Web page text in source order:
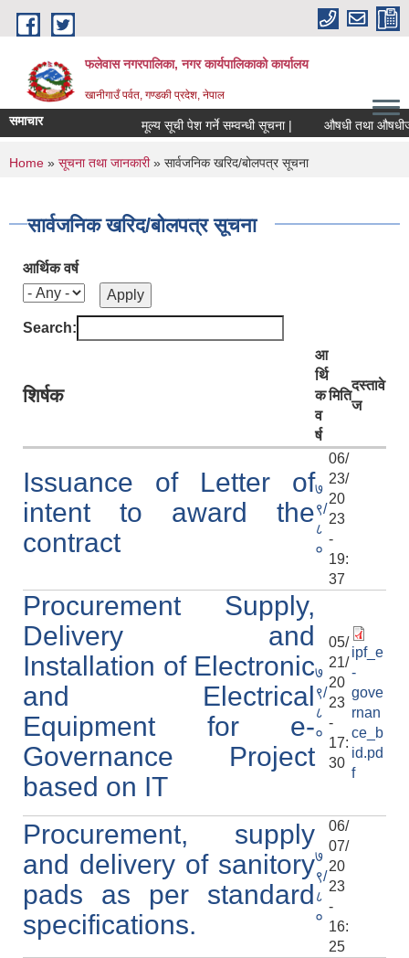
Skip to main content
फलेवास नगरपालिका, नगर कार्यपालिकाको कार्यालय
खानीगाउँ पर्वत, गण्डकी प्रदेश, नेपाल
समाचार मूल्य सूची पेश गर्ने सम्वन्धी सूचना | औषधी तथा
You are here
Home » सूचना तथा जानकारी» सार्वजनिक खरिद/बोलपत्र सूचना
सार्वजनिक खरिद/बोलपत्र सूचना
आर्थिक वर्ष
Search:
शिर्षक
आ
र्थि
क
व
र्ष
मिति
दस्तावे
ज
Issuance of Letter of
intent to award the
contract
७
९/
८
०
06/
23/
20
23
-
19:
37
Procurement Supply,
Delivery and
Installation of Electronic
and Electrical
Equipment for e-
Governance Project
based on IT
७
९/
८
०
05/
21/
20
23
-
17:
30
ipf_e
-
gove
rnan
ce_b
id.pd
f
Procurement, supply
and delivery of sanitory
pads as per standard
specifications.
७
९/
८
०
06/
07/
20
23
-
16:
25